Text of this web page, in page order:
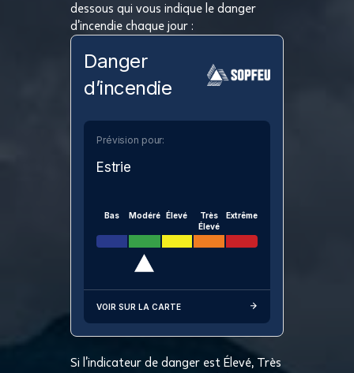
dessous qui vous indique le danger
d’incendie chaque jour :
Danger
d’incendie
Prévision pour:
Estrie
Bas Modéré Élevé
Très
Élevé
Extrême
VOIR SUR LA CARTE
Si l’indicateur de danger est Élevé, Très